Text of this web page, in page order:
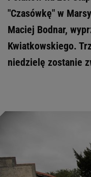
"Czasówkę" w
Maciej Bodnar,
Kwiatkowskiego.
niedzielę zostanie